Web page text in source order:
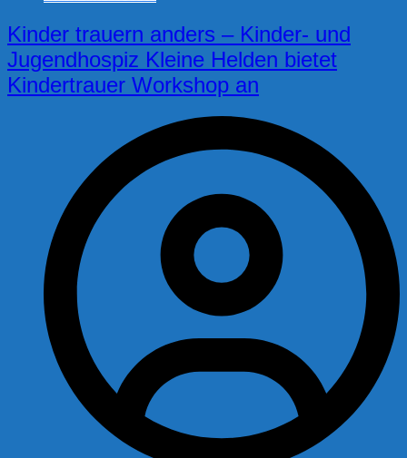
Kinder trauern anders – Kinder- und
Jugendhospiz Kleine Helden bietet
Kindertrauer Workshop an